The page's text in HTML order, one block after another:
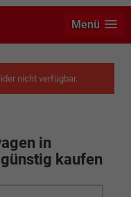
Menü
nicht verfügbar.
in
kaufen